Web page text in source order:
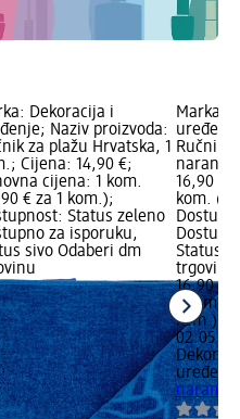
Dekoracija i
Naziv proizvoda:
za plažu Hrvatska, 1
Cijena: 14,90 €;
cijena: 1 kom.
€ za 1 kom.);
Status zeleno
za isporuku,
sivo Odaberi dm
Marka:
Ručnik
16,90 €;
kom.
Status
trgovinu
16,90 €
1 kom.
kom.)
uređenje